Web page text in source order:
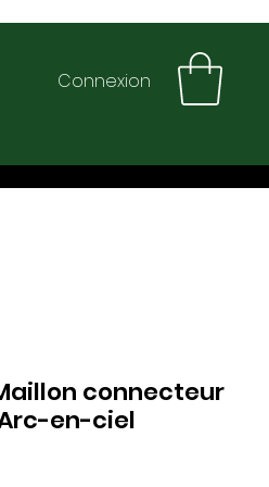
Connexion
connecteur
en-ciel